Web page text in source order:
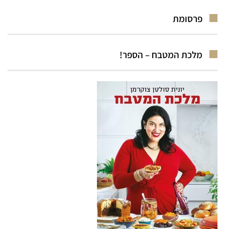
פרסומת
מלכת המטבח – הספר!